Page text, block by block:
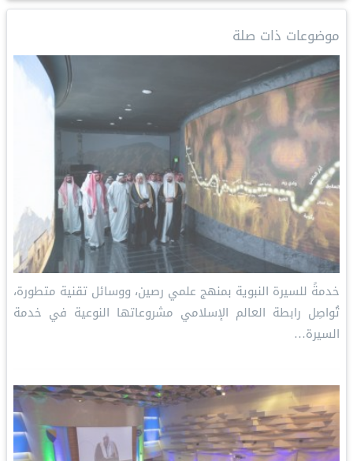
o
o
k
A
p
p
e
t
n
I
موضوعات ذات صلة
خدمةً للسيرة النبوية بمنهج علمي رصين، ووسائل تقنية متطورة،
تُواصِل رابطة العالم الإسلامي مشروعاتها النوعية في خدمة
السيرة…